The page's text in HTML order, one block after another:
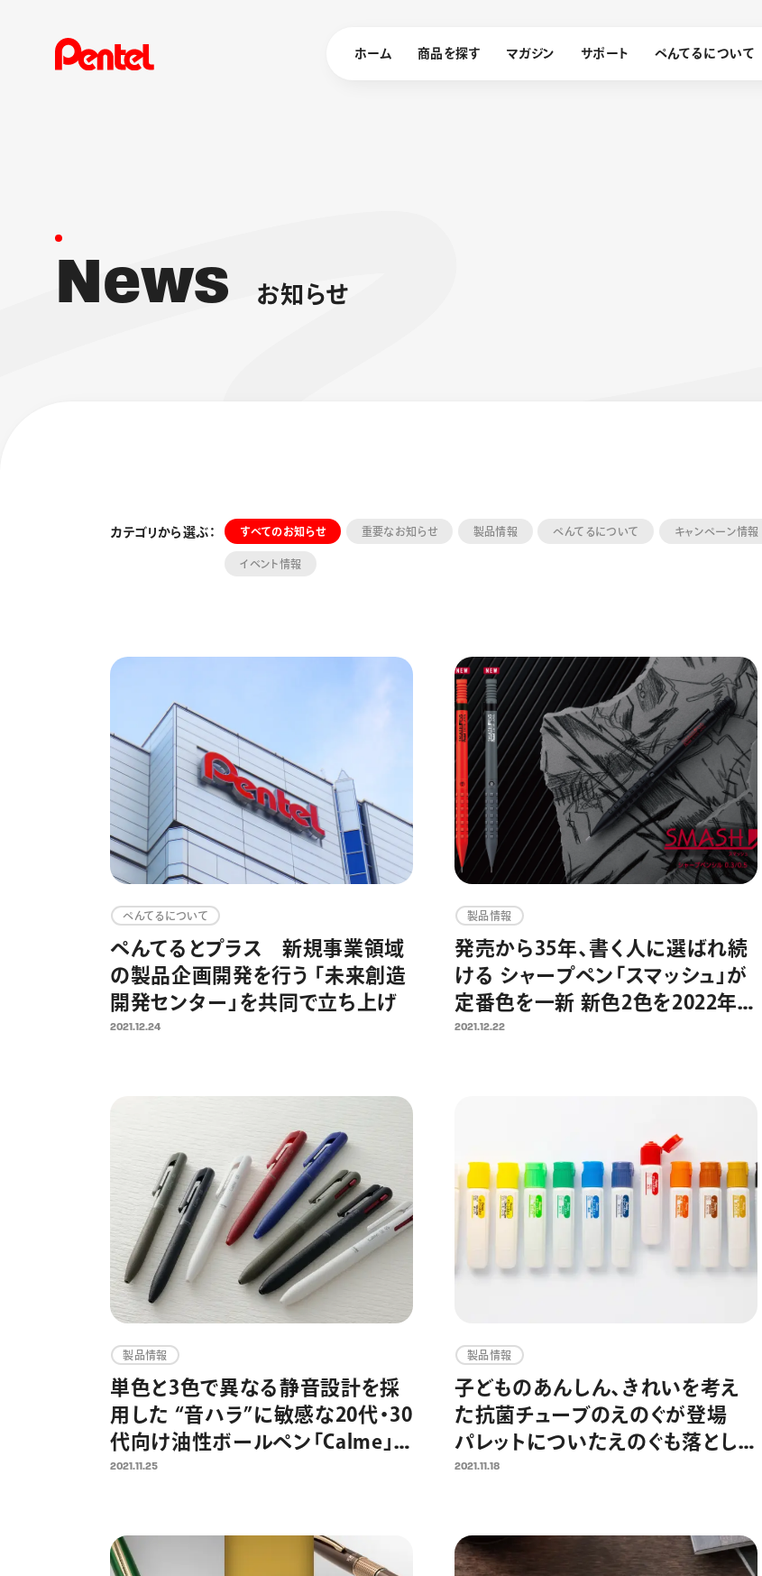
ホーム 商品を探す マガジン サポート ぺんてるについて
エナージェル
シャープペン
消し具
News お知 らせ
カテゴリから選ぶ： すべてのお知らせ 重要なお知らせ 製品情報 ぺんてるについて キャンペーン情報
イベント情報
ぺんてるについて
ぺんてるとプラス 新規事業領域
の製品企画開発を行う 「未来創造
開発センター」を共同で立ち上げ
2021.12.24
製品情報
発売から35年、書く人に選ばれ続
ける シャープペン「スマッシュ」が
定番色を一新 新色2色を2022年1
月28日（金）発売 3色展開に
2021.12.22
製品情報
単色と3色で異なる静音設計を採
用した “音ハラ”に敏感な20代・30
代向け油性ボールペン「Calme」
12月15日（水）より発売開始
2021.11.25
製品情報
子どものあんしん、きれいを考え
た抗菌チューブのえのぐが登場
パレットについたえのぐも落とし
やすい「クリーンえのぐ」 2021年
2021.11.18